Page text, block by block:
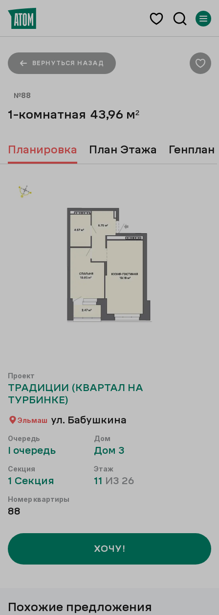
ВЕРНУТЬСЯ НАЗАД
№88
1-комнатная 43,96 м²
Проект
ТРАДИЦИИ (КВАРТАЛ НА
ТУРБИНКЕ)
Эльмаш ул. Бабушкина
Очередь
I очередь
Дом
Дом 3
Секция
1 Секция
Этаж
11 ИЗ 26
Номер квартиры
88
ХОЧУ!
Планировка План Этажа Генплан
Похожие предложения